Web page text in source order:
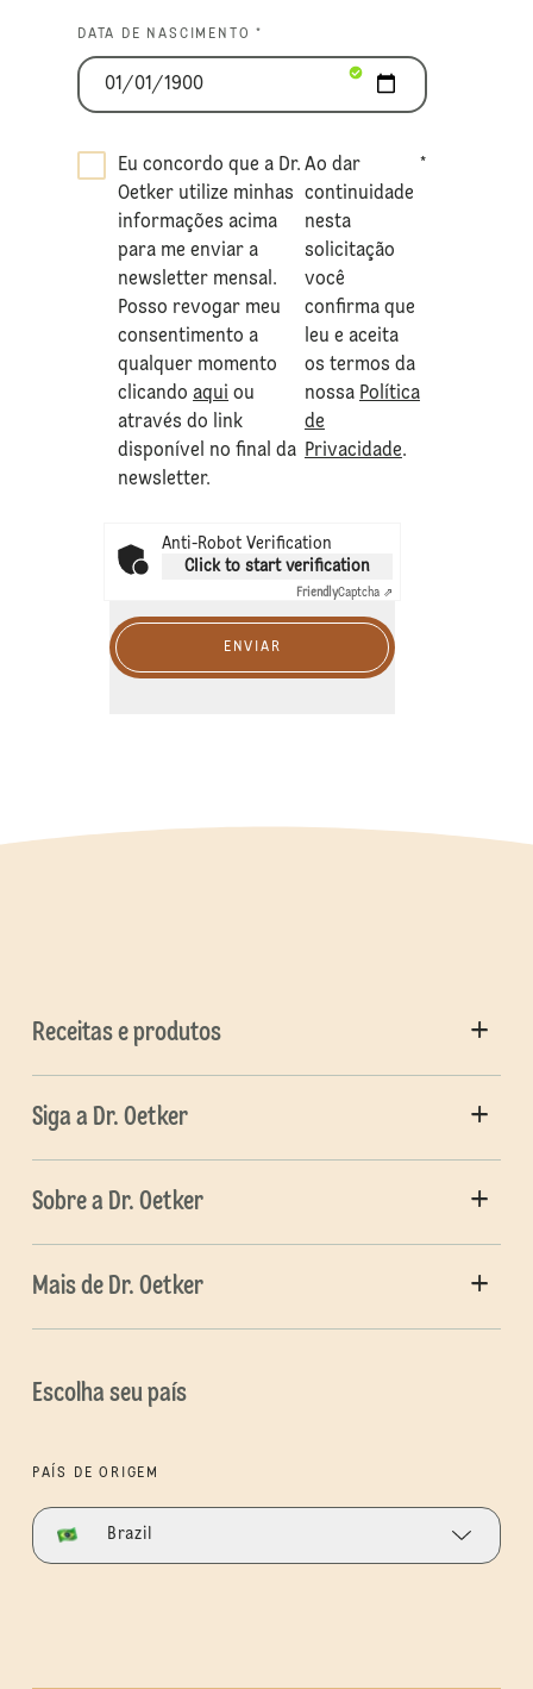
DATA DE NASCIMENTO *
Eu concordo que a Dr.
Oetker utilize minhas
informações acima
para me enviar a
newsletter mensal.
Posso revogar meu
consentimento a
qualquer momento
clicando aqui ou
através do link
disponível no final da
newsletter.
Ao dar
continuidade
nesta
solicitação
você
confirma que
leu e aceita
os termos da
nossa Política
de
Privacidade.
*
Anti-Robot Verification
Click to start verification
FriendlyCaptcha ⇗
ENVIAR
Receitas e produtos
Siga a Dr. Oetker
Sobre a Dr. Oetker
Mais de Dr. Oetker
Escolha seu país
PAÍS DE ORIGEM
Brazil